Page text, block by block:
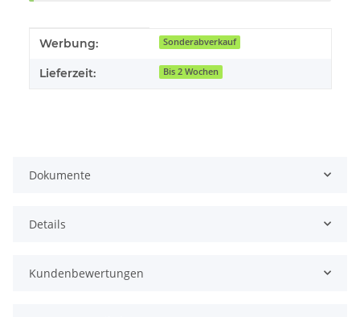
Produkteigenschaft
Wert
Werbung: Sonderabverkauf
Lieferzeit: Bis 2 Wochen
Dokumente
Details
Kundenbewertungen